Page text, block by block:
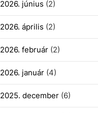
2026. június (2)
2026. április (2)
2026. február(2)
2026. január(4)
2025. december(6)